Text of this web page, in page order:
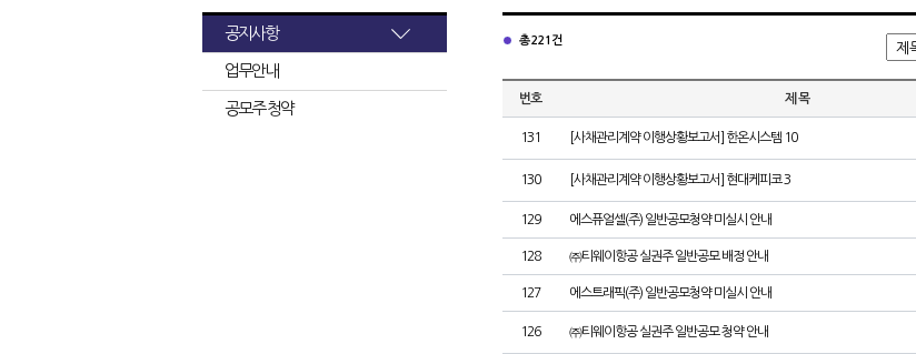
공지사항
업무안내
공모주 청약
총 221건
번호 제 목
131 [사채관리계약 이행상황보고서] 한온시스템 10
130 [사채관리계약 이행상황보고서] 현대케피코 3
129 에스퓨얼셀(주) 일반공모청약 미실시 안내
128 ㈜티웨이항공 실권주 일반공모 배정 안내
127 에스트래픽(주) 일반공모청약 미실시 안내
126 ㈜티웨이항공 실권주 일반공모 청약 안내